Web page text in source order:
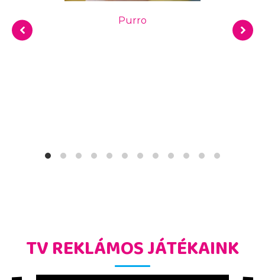
Purro
TV REKLÁMOS JÁTÉKAINK